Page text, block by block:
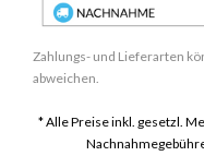
Zahlungs- und Lieferarten
abweichen.
* Alle Preise inkl. gesetzl.